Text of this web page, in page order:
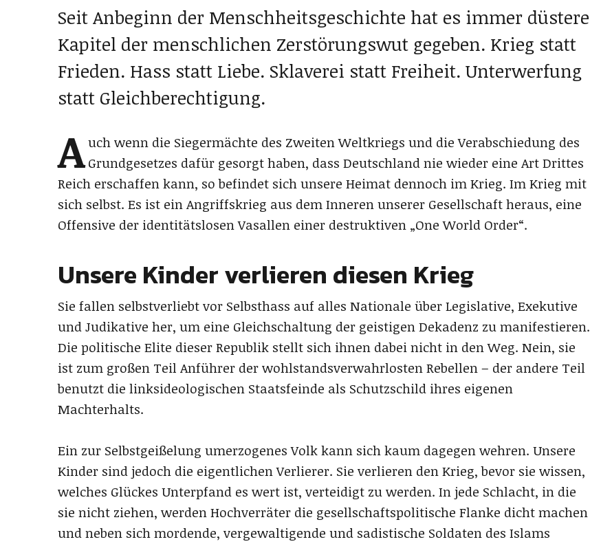
Seit Anbeginn der Menschheitsgeschichte hat es immer düstere
Kapitel der menschlichen Zerstörungswut gegeben. Krieg statt
Frieden. Hass statt Liebe. Sklaverei statt Freiheit. Unterwerfung
statt Gleichberechtigung.
Auch wenn die Siegermächte des Zweiten Weltkriegs und die Verabschiedung des
Grundgesetzes dafür gesorgt haben, dass Deutschland nie wieder eine Art Drittes
Reich erschaffen kann, so befindet sich unsere Heimat dennoch im Krieg. Im Krieg mit
sich selbst. Es ist ein Angriffskrieg aus dem Inneren unserer Gesellschaft heraus, eine
Offensive der identitätslosen Vasallen einer destruktiven „One World Order“.
Unsere Kinder verlieren diesen Krieg
Sie fallen selbstverliebt vor Selbsthass auf alles Nationale über Legislative, Exekutive
und Judikative her, um eine Gleichschaltung der geistigen Dekadenz zu manifestieren.
Die politische Elite dieser Republik stellt sich ihnen dabei nicht in den Weg. Nein, sie
ist zum großen Teil Anführer der wohlstandsverwahrlosten Rebellen – der andere Teil
benutzt die linksideologischen Staatsfeinde als Schutzschild ihres eigenen
Machterhalts.
Ein zur Selbstgeißelung umerzogenes Volk kann sich kaum dagegen wehren. Unsere
Kinder sind jedoch die eigentlichen Verlierer. Sie verlieren den Krieg, bevor sie wissen,
welches Glückes Unterpfand es wert ist, verteidigt zu werden. In jede Schlacht, in die
sie nicht ziehen, werden Hochverräter die gesellschaftspolitische Flanke dicht machen
und neben sich mordende, vergewaltigende und sadistische Soldaten des Islams